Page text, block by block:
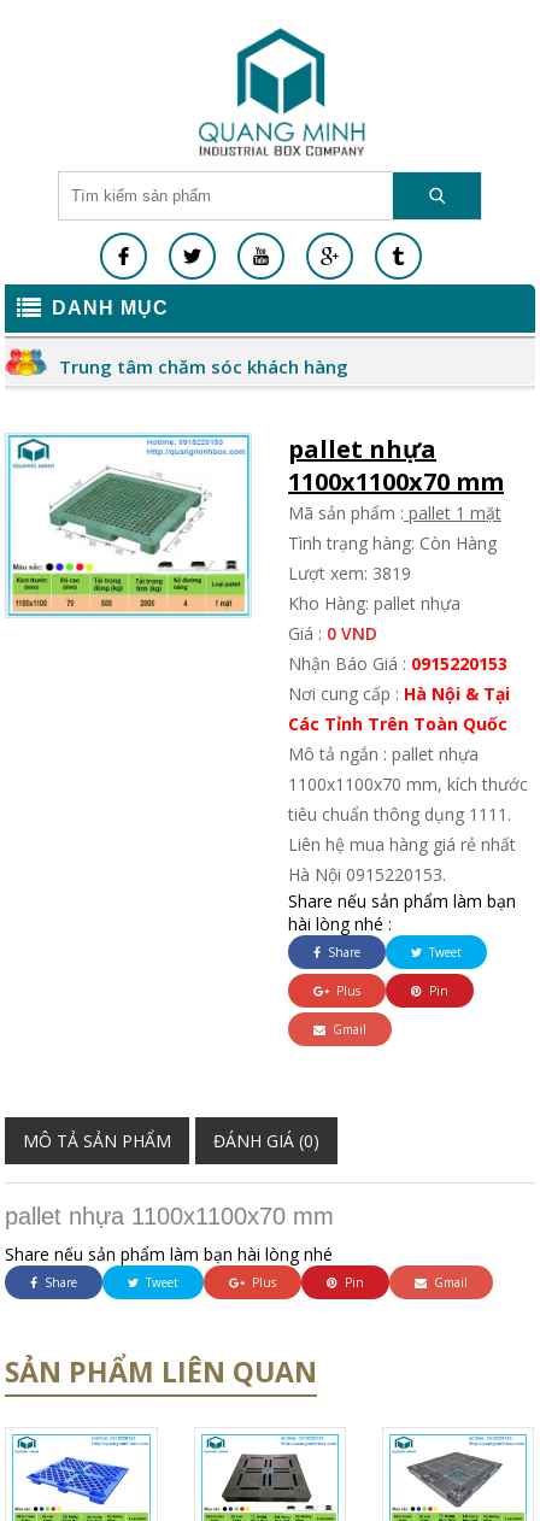
DANH MỤC
Trung tâm chăm sóc khách hàng
pallet nhựa
1100x1100x70 mm
Mã sản phẩm : pallet 1 mặt
Tình trạng hàng: Còn Hàng
Lượt xem: 3819
Kho Hàng: pallet nhựa
Giá : 0 VND
Nhận Báo Giá : 0915220153
Nơi cung cấp : Hà Nội & Tại
Các Tỉnh Trên Toàn Quốc
Mô tả ngắn : pallet nhựa
1100x1100x70 mm, kích thước
tiêu chuẩn thông dụng 1111.
Liên hệ mua hàng giá rẻ nhất
Hà Nội 0915220153.
Share nếu sản phẩm làm bạn
hài lòng nhé :
Share Tweet
Plus Pin
Gmail
MÔ TẢ SẢN PHẨM ĐÁNH GIÁ (0)
pallet nhựa 1100x1100x70 mm
Share nếu sản phẩm làm bạn hài lòng nhé
Share Tweet Plus Pin Gmail
SẢN PHẨM LIÊN QUAN